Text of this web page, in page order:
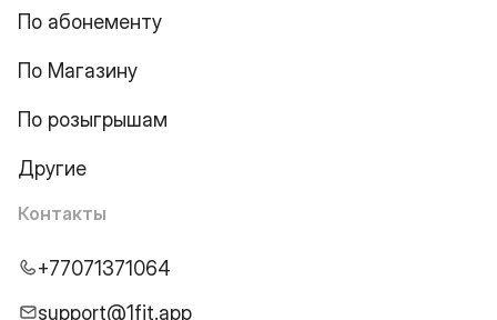
По абонементу
По Магазину
По розыгрышам
Другие
Контакты
+77071371064
support@1fit.app